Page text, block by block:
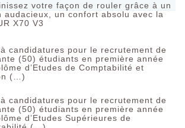
votre façon de rouler grâce à un
audacieux, un confort absolu avec la
X70 V3
candidatures pour le recrutement de
(50) étudiants en première année
d’Etudes de Comptabilité et
(…)
candidatures pour le recrutement de
(50) étudiants en première année
d’Etudes Supérieures de